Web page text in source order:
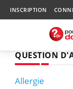
INSCRIPTION
QUESTION
Allergie